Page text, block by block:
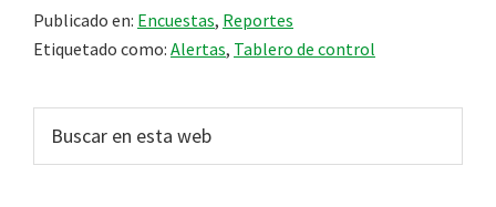
Publicado en: Encuestas, Reportes
Etiquetado como: Alertas, Tablero de control
Barra
lateral